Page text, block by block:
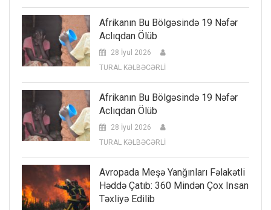
Afrikanın Bu Bölgəsində 19 Nəfər
Aclıqdan Ölüb
28 İyul 2026
TURAL KƏLBƏCƏRLİ
Afrikanın Bu Bölgəsində 19 Nəfər
Aclıqdan Ölüb
28 İyul 2026
TURAL KƏLBƏCƏRLİ
Avropada Meşə Yanğınları Fəlakətli
Həddə Çatıb: 360 Mindən Çox Insan
Təxliyə Edilib